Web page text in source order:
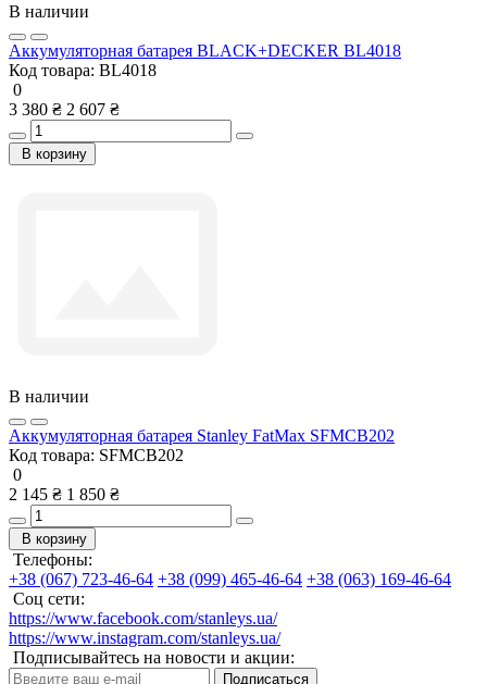
В наличии
Аккумуляторная батарея BLACK+DECKER BL4018
Код товара: BL4018
0
3 380 ₴ 2 607 ₴
В корзину
В наличии
Аккумуляторная батарея Stanley FatMax SFMCB202
Код товара: SFMCB202
0
2 145 ₴ 1 850 ₴
В корзину
Телефоны:
+38 (067) 723-46-64 +38 (099) 465-46-64 +38 (063) 169-46-64
Соц сети:
https://www.facebook.com/stanleys.ua/
https://www.instagram.com/stanleys.ua/
Подписывайтесь на новости и акции:
Подписаться